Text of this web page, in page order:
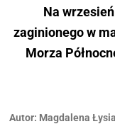
Na
zaginionego w
Morza
Autor: Magdalena